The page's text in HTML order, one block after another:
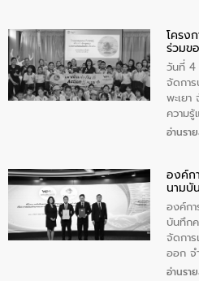
“ชุมชน
ความรู้
ถังดักไ
(นันทวิ
ปากเ
โครง
ร่วมข
แก้ไข
วันที่ 4
จัดการ
พะเยา
ความรู้
ป้องกัน
ชุมชน
นักเรี
เทศบา
คน
อ่านรา
องค์ก
นามบั
บริษัท
ภาคต
ท์ วอ
องค์ก
บันทึก
จัดกา
ออก จ
เมื่อวั
อ่านรา